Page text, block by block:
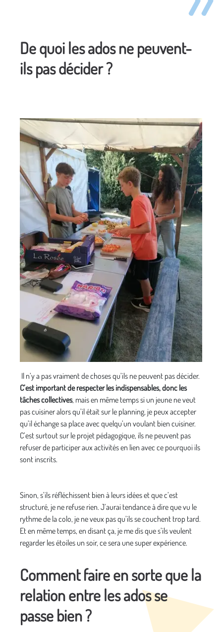
De quoi les ados ne peuvent-
ils pas décider ?
Il n’y a pas vraiment de choses qu’ils ne peuvent pas décider.
C’est important de respecter les indispensables, donc les
tâches collectives, mais en même temps si un jeune ne veut
pas cuisiner alors qu’il était sur le planning, je peux accepter
qu’il échange sa place avec quelqu’un voulant bien cuisiner.
C’est surtout sur le projet pédagogique, ils ne peuvent pas
refuser de participer aux activités en lien avec ce pourquoi ils
sont inscrits.
Sinon, s’ils réfléchissent bien à leurs idées et que c’est
structuré, je ne refuse rien. J’aurai tendance à dire que vu le
rythme de la colo, je ne veux pas qu’ils se couchent trop tard.
Et en même temps, en disant ça, je me dis que s’ils veulent
regarder les étoiles un soir, ce sera une super expérience.
Comment faire en sorte que la
relation entre les ados se
passe bien ?